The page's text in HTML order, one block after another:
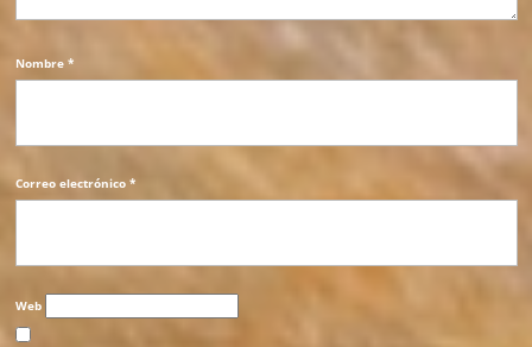
Nombre *
Correo electrónico *
Web